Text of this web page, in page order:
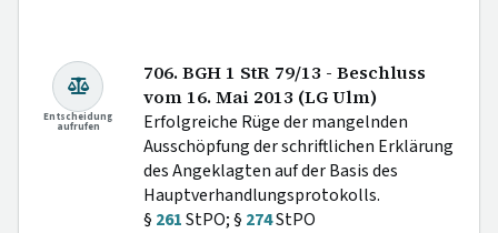
Entscheidung
aufrufen
706. BGH 1 StR 79/13 - Beschluss
vom 16. Mai 2013 (LG Ulm)
Erfolgreiche Rüge der mangelnden
Ausschöpfung der schriftlichen Erklärung
des Angeklagten auf der Basis des
Hauptverhandlungsprotokolls.
§ 261StPO; § 274StPO